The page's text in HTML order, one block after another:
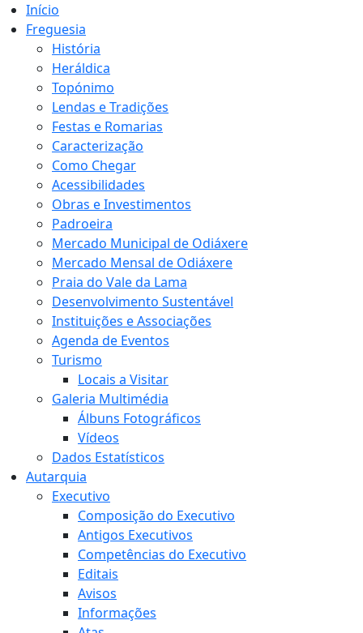
Início
Freguesia
História
Heráldica
Topónimo
Lendas e Tradições
Festas e Romarias
Caracterização
Como Chegar
Acessibilidades
Obras e Investimentos
Padroeira
Mercado Municipal de Odiáxere
Mercado Mensal de Odiáxere
Praia do Vale da Lama
Desenvolvimento Sustentável
Instituições e Associações
Agenda de Eventos
Turismo
Locais a Visitar
Galeria Multimédia
Álbuns Fotográficos
Vídeos
Dados Estatísticos
Autarquia
Executivo
Composição do Executivo
Antigos Executivos
Competências do Executivo
Editais
Avisos
Informações